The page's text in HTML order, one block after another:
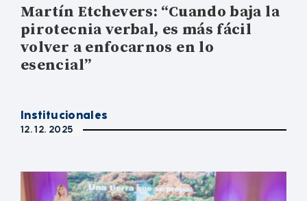
Martín Etchevers: “Cuando baja la
pirotecnia verbal, es más fácil
volver a enfocarnos en lo
esencial”
Institucionales
12. 12. 2025